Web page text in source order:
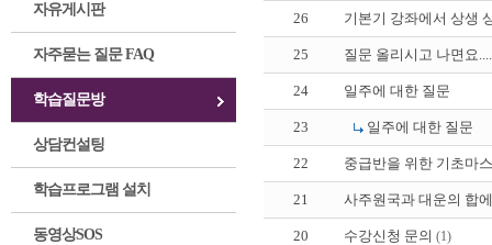
자유게시판
자주묻는 질문 FAQ
학습질문방
상담컨설팅
학습프로그램 설치
동영상SOS
26 기본기 강좌에서 상생
25 질문 올리시고 나면요....
24 일주에 대한 질문
23 일주에 대한 질문
22 중급반을 위한 기초마
21 사주원국과 대운의 합
20 수강신청 문의 (1)